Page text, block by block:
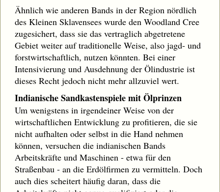
Ähnlich wie anderen Bands in der Region nördlich
des Kleinen Sklavensees wurde den Woodland Cree
zugesichert, dass sie das vertraglich abgetretene
Gebiet weiter auf traditionelle Weise, also jagd- und
forstwirtschaftlich, nutzen könnten. Bei einer
Intensivierung und Ausdehnung der Ölindustrie ist
dieses Recht jedoch nicht mehr allzuviel wert.
Indianische Sandkastenspiele mit Ölprinzen
Um wenigstens in irgendeiner Weise von der
wirtschaftlichen Entwicklung zu profitieren, die sie
nicht aufhalten oder selbst in die Hand nehmen
können, versuchen die indianischen Bands
Arbeitskräfte und Maschinen - etwa für den
Straßenbau - an die Erdölfirmen zu vermitteln. Doch
auch dies scheitert häufig daran, dass die